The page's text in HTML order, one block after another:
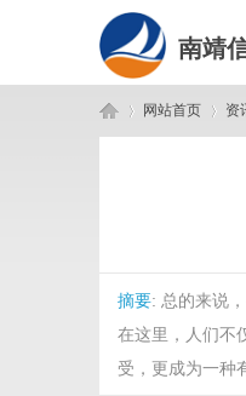
南靖
网站首页 资
摘要: 总的来说
在这里，人们不
受，更成为一种